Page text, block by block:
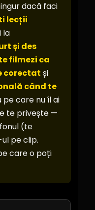
dacă faci
lecții
la
și des
filmezi ca
corectat și
când te
pe care nu îl ai
te privește —
(te
pe clip.
care o poți